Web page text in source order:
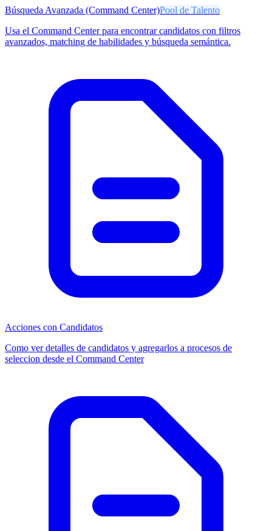
Búsqueda Avanzada (Command Center)Pool de Talento
Usa el Command Center para encontrar candidatos con filtros
avanzados, matching de habilidades y búsqueda semántica.
Acciones con Candidatos
Como ver detalles de candidatos y agregarlos a procesos de
seleccion desde el Command Center